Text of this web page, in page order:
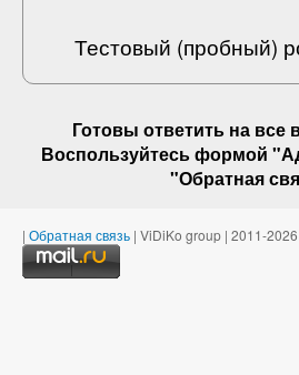
Тестовый (пробный)
Готовы ответить на все
Воспользуйтесь формой
"Обратная
| Обратная связь | ViDiKo group | 2011-